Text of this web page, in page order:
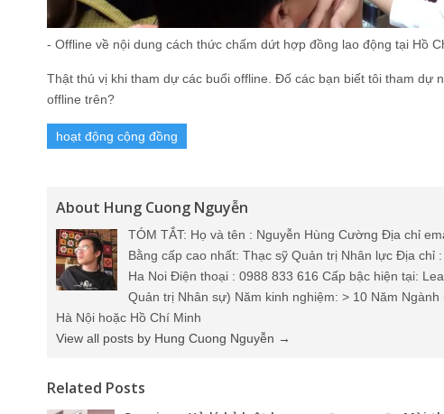
- Offline về nội dung cách thức chấm dứt hợp đồng lao động tại Hồ
Thật thú vị khi tham dự các buổi offline. Đố các bạn biết tôi tham dự
offline trên?
hoạt động cộng đồng
About Hung Cuong Nguyễn
TÓM TẮT: Họ và tên : Nguyễn Hùng Cường Địa chỉ
Bằng cấp cao nhất: Thạc sỹ Quản trị Nhân lực Địa chỉ
Ha Noi Điện thoại : 0988 833 616 Cấp bậc hiện tại:
Quản trị Nhân sự) Năm kinh nghiệm: > 10 Năm
Hà Nội hoặc Hồ Chí Minh
View all posts by Hung Cuong Nguyễn →
Related Posts